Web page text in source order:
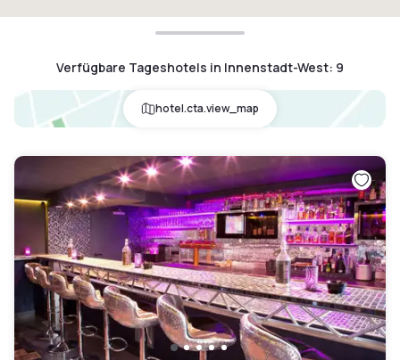
Verfügbare Tageshotels in Innenstadt-West: 9
hotel.cta.view_map